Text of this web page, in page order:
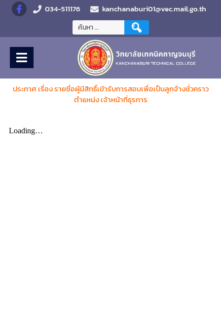
034-511176 kanchanaburi01@vec.mail.go.th
ประกาศ เรื่อง รายชื่อผู้มีสิทธิ์​เข้ารับการสอบเพื่อเป็นลูกจ้าง​ชั่วคราว​
ตำแหน่ง​ เจ้าหน้าที่​ธุรการ